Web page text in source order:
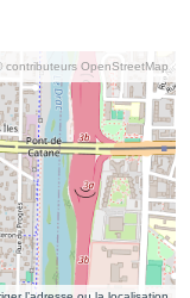
contributeurs OpenStreetMap